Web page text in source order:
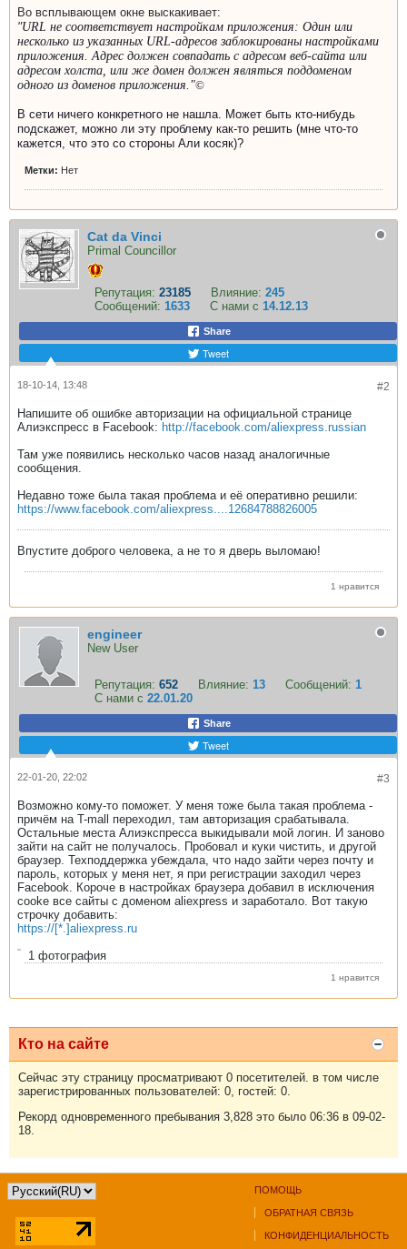
Во всплывающем окне выскакивает:
"URL не соответствует настройкам приложения: Один или
несколько из указанных URL-адресов заблокированы настройками
приложения. Адрес должен совпадать с адресом веб-сайта или
адресом холста, или же домен должен являться поддоменом
одного из доменов приложения."©
В сети ничего конкретного не нашла. Может быть кто-нибудь
подскажет, можно ли эту проблему как-то решить (мне что-то
кажется, что это со стороны Али косяк)?
Метки: Нет
Cat da Vinci
Primal Councillor
Репутация: 23185 Влияние: 245
Сообщений: 1633 С нами с 14.12.13
Share
Tweet
#2
18-10-14, 13:48
Напишите об ошибке авторизации на официальной странице
Алиэкспресс в Facebook: http://facebook.com/aliexpress.russian
Там уже появились несколько часов назад аналогичные
сообщения.
Недавно тоже была такая проблема и её оперативно решили:
https://www.facebook.com/aliexpress....12684788826005
Впустите доброго человека, а не то я дверь выломаю!
1 нравится
engineer
New User
Репутация: 652 Влияние: 13 Сообщений: 1
С нами с 22.01.20
Share
Tweet
#3
22-01-20, 22:02
Возможно кому-то поможет. У меня тоже была такая проблема -
причём на T-mall переходил, там авторизация срабатывала.
Остальные места Алиэкспресса выкидывали мой логин. И заново
зайти на сайт не получалось. Пробовал и куки чистить, и другой
браузер. Техподдержка убеждала, что надо зайти через почту и
пароль, которых у меня нет, я при регистрации заходил через
Facebook. Короче в настройках браузера добавил в исключения
cooke все сайты с доменом aliexpress и заработало. Вот такую
строчку добавить:
https://[*.]aliexpress.ru
1 фотография
1 нравится
Кто на сайте
Сейчас эту страницу просматривают 0 посетителей. в том числе
зарегистрированных пользователей: 0, гостей: 0.
Рекорд одновременного пребывания 3,828 это было 06:36 в 09-02-
18.
ПОМОЩЬ
ОБРАТНАЯ СВЯЗЬ
КОНФИДЕНЦИАЛЬНОСТЬ